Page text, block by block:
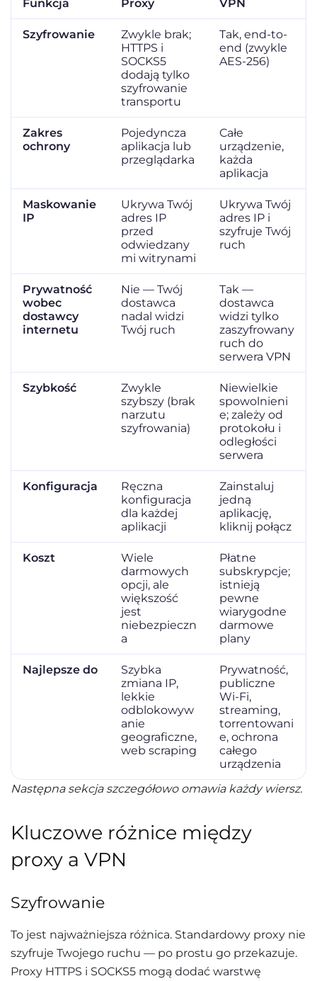
Funkcja Proxy VPN
Szyfrowanie
Zwykle brak;
HTTPS i
SOCKS5
dodają tylko
szyfrowanie
transportu
Tak, end-to-
end (zwykle
AES-256)
Zakres
ochrony
Pojedyncza
aplikacja lub
przeglądarka
Całe
urządzenie,
każda
aplikacja
Maskowanie
IP
Ukrywa Twój
adres IP
przed
odwiedzany
mi witrynami
Ukrywa Twój
adres IP i
szyfruje Twój
ruch
Prywatność
wobec
dostawcy
internetu
Nie — Twój
dostawca
nadal widzi
Twój ruch
Tak —
dostawca
widzi tylko
zaszyfrowany
ruch do
serwera VPN
Szybkość
Zwykle
szybszy (brak
narzutu
szyfrowania)
Niewielkie
spowolnieni
e; zależy od
protokołu i
odległości
serwera
Konfiguracja
Ręczna
konfiguracja
dla każdej
aplikacji
Zainstaluj
jedną
aplikację,
kliknij połącz
Koszt
Wiele
darmowych
opcji, ale
większość
jest
niebezpieczn
a
Płatne
subskrypcje;
istnieją
pewne
wiarygodne
darmowe
plany
Najlepsze do
Szybka
zmiana IP,
lekkie
odblokowyw
anie
geograficzne,
web scraping
Prywatność,
publiczne
Wi-Fi,
streaming,
torrentowani
e, ochrona
całego
urządzenia
Następna sekcja szczegółowo omawia każdy wiersz.
Kluczowe różnice między
proxy a VPN
Szyfrowanie
To jest najważniejsza różnica. Standardowy proxy nie
szyfruje Twojego ruchu — po prostu go przekazuje.
Proxy HTTPS i SOCKS5 mogą dodać warstwę